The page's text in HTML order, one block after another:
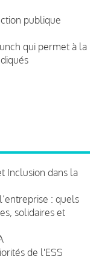
publique
qui permet à la
Inclusion dans la
: quels
solidaires et
de l'ESS